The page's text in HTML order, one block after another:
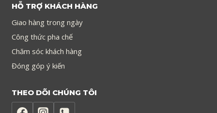
HỖ TRỢ KHÁCH HÀNG
Giao hàng trong ngày
Công thức pha chế
Chăm sóc khách hàng
Đóng góp ý kiến
THEO DÕI CHÚNG TÔI